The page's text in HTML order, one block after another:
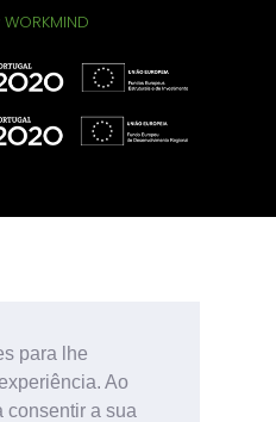
para lhe
Ao
consentir a sua
WORKMIND